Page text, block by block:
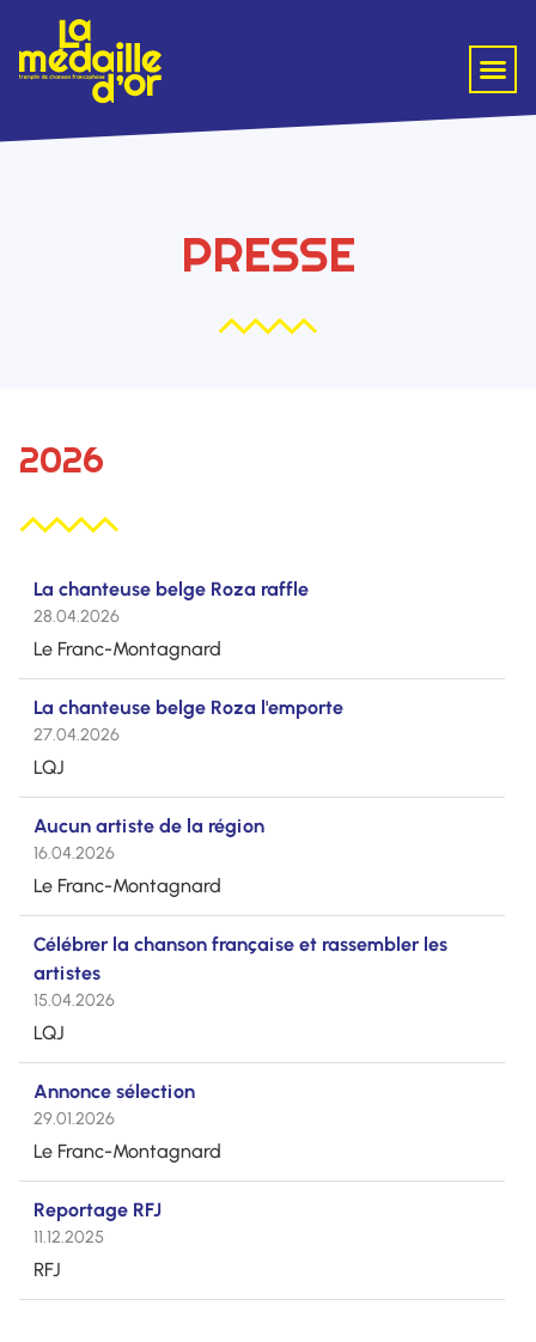
PRESSE
2026
La chanteuse belge Roza raffle
28.04.2026
Le Franc-Montagnard
La chanteuse belge Roza l'emporte
27.04.2026
LQJ
Aucun artiste de la région
16.04.2026
Le Franc-Montagnard
Célébrer la chanson française et rassembler les
artistes
15.04.2026
LQJ
Annonce sélection
29.01.2026
Le Franc-Montagnard
Reportage RFJ
11.12.2025
RFJ